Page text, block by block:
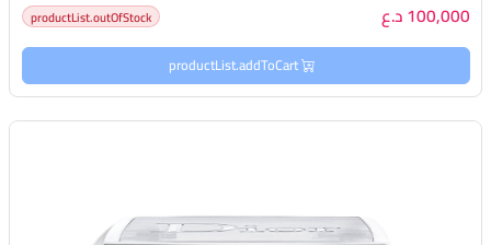
100,000 د.ع productList.outOfStock
productList.addToCart